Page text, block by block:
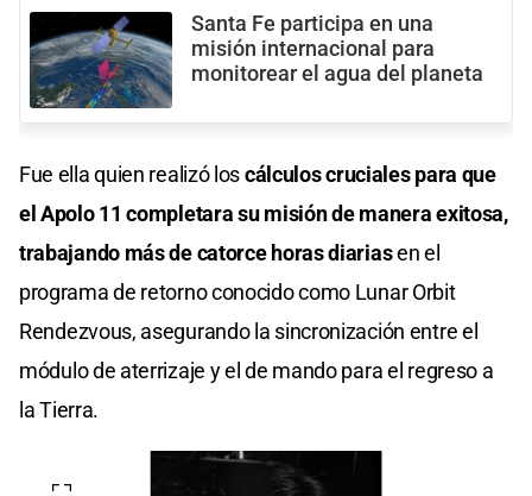
Santa Fe participa en una
misión internacional para
monitorear el agua del planeta
Fue ella quien realizó loscálculos cruciales para que
el Apolo 11 completara su misión de manera exitosa,
trabajando más de catorce horas diariasen el
programa de retorno conocido como Lunar Orbit
Rendezvous, asegurando la sincronización entre el
módulo de aterrizaje y el de mando para el regreso a
la Tierra.